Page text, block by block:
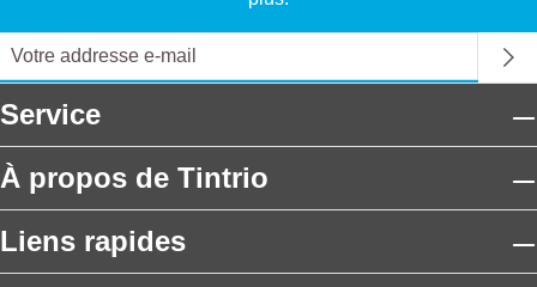
Service
À propos de Tintrio
Liens rapides